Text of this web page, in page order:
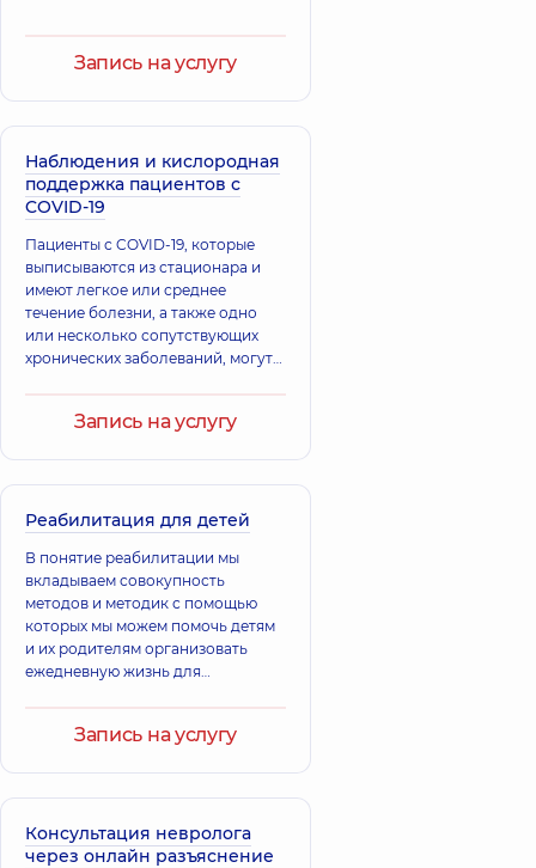
Павловна
38 лет опыта
Лукач Оксана
Ивановна
Невролог; Врач
диагностики,31 лет
опыта
Рябцева Елена
Владимировна
31 лет
Невролог,32 лет
опыта
Запись на услугу
Наблюдения и кислородная
поддержка пациентов с
COVID-19
Пациенты с COVID-19, которые
выписываются из стационара и
имеют легкое или среднее
течение болезни, а также одно
или несколько сопутствующих
хронических заболеваний, могут
персонала медицинской сети
Запись на услугу
Реабилитация для детей
В понятие реабилитации мы
вкладываем совокупность
методов и методик с помощью
которых мы можем помочь детям
и их родителям организовать
ежедневную жизнь для
направленных на улучшение
Запись на услугу
Консультация невролога
через онлайн разъяснение